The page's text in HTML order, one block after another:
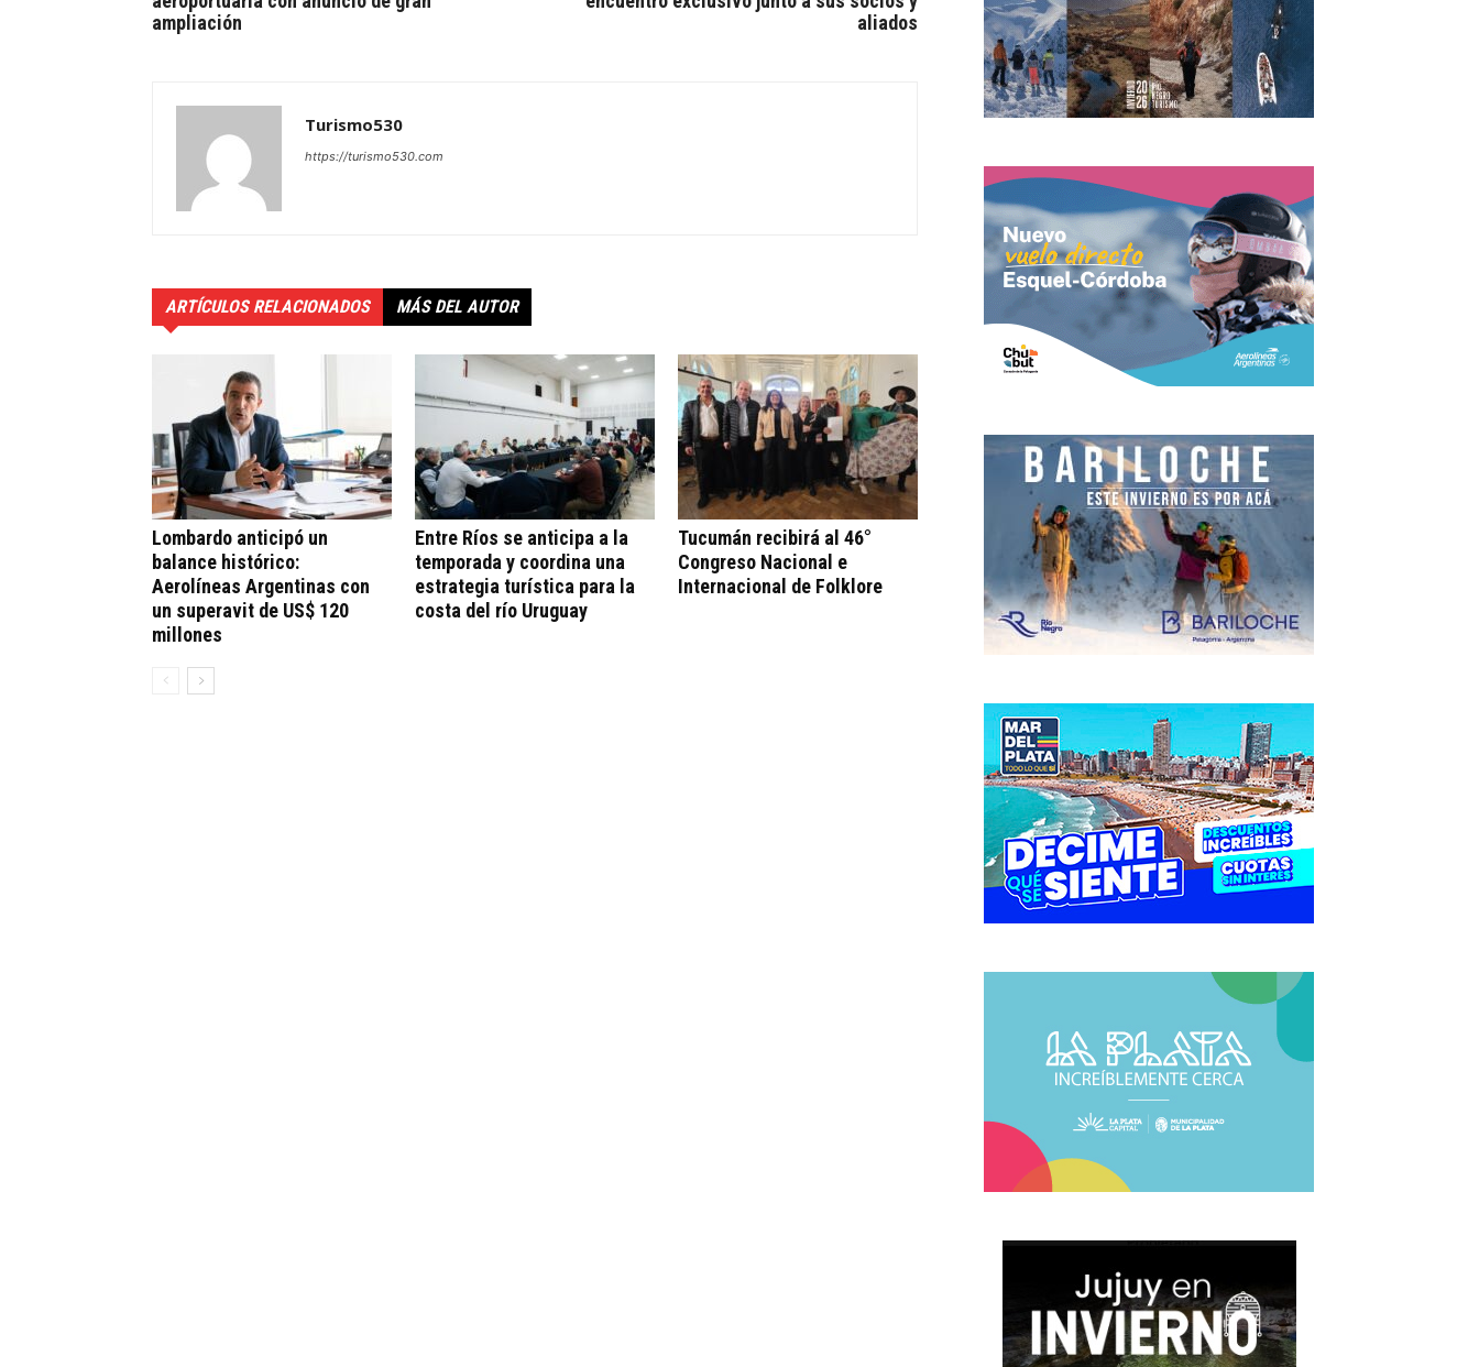
ampliación
aliados
Turismo530
https://turismo530.com
ARTÍCULOS RELACIONADOS MÁS DEL AUTOR
Lombardo anticipó un
balance histórico:
Aerolíneas Argentinas con
un superavit de US$ 120
millones
Entre Ríos se anticipa a la
temporada y coordina una
estrategia turística para la
costa del río Uruguay
Tucumán recibirá al 46°
Congreso Nacional e
Internacional de Folklore